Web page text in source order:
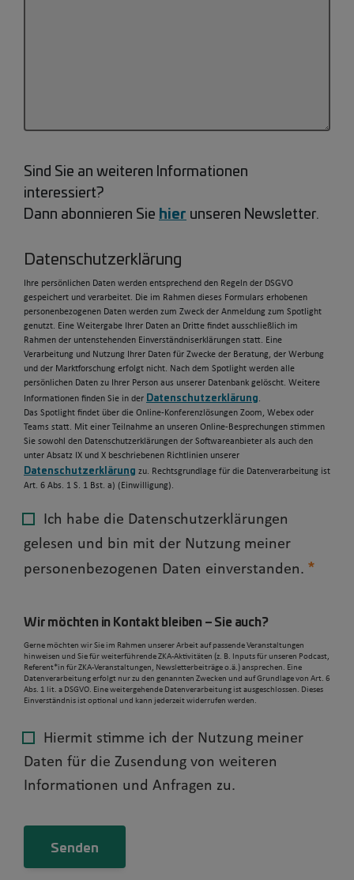
Sind Sie an weiteren Informationen
interessiert?
Dann abonnieren Sie hier unseren Newsletter.
Datenschutzerklärung
Ihre persönlichen Daten werden entsprechend den Regeln der DSGVO
gespeichert und verarbeitet. Die im Rahmen dieses Formulars erhobenen
personenbezogenen Daten werden zum Zweck der Anmeldung zum Spotlight
genutzt. Eine Weitergabe Ihrer Daten an Dritte findet ausschließlich im
Rahmen der untenstehenden Einverständniserklärungen statt. Eine
Verarbeitung und Nutzung Ihrer Daten für Zwecke der Beratung, der Werbung
und der Marktforschung erfolgt nicht. Nach dem Spotlight werden alle
persönlichen Daten zu Ihrer Person aus unserer Datenbank gelöscht. Weitere
Informationen finden Sie in der Datenschutzerklärung.
Das Spotlight findet über die Online-Konferenzlösungen Zoom, Webex oder
Teams statt. Mit einer Teilnahme an unseren Online-Besprechungen stimmen
Sie sowohl den Datenschutzerklärungen der Softwareanbieter als auch den
unter Absatz IX und X beschriebenen Richtlinien unserer
Datenschutzerklärung zu. Rechtsgrundlage für die Datenverarbeitung ist
Art. 6 Abs. 1 S. 1 Bst. a) (Einwilligung).
Ich habe die Datenschutzerklärungen
gelesen und bin mit der Nutzung meiner
personenbezogenen Daten einverstanden.
Wir möchten in Kontakt bleiben – Sie auch?
Gerne möchten wir Sie im Rahmen unserer Arbeit auf passende Veranstaltungen
hinweisen und Sie für weiterführende ZKA-Aktivitäten (z. B. Inputs für unseren Podcast,
Referent*in für ZKA-Veranstaltungen, Newsletterbeiträge o.ä.) ansprechen. Eine
Datenverarbeitung erfolgt nur zu den genannten Zwecken und auf Grundlage von Art. 6
Abs. 1 lit. a DSGVO. Eine weitergehende Datenverarbeitung ist ausgeschlossen. Dieses
Einverständnis ist optional und kann jederzeit widerrufen werden.
Hiermit stimme ich der Nutzung meiner
Daten für die Zusendung von weiteren
Informationen und Anfragen zu.